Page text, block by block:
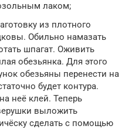
лаком;
из плотного
Обильно намазать
шпагат. Оживить
обезьянка. Для этого
обезьяны перенести на
будет контура.
неё клей. Теперь
выложить
сделать с помощью